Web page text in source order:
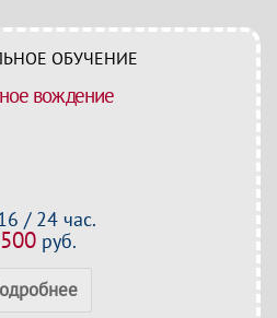
ОБУЧЕНИЕ
вождение
/ 24 час.
руб.